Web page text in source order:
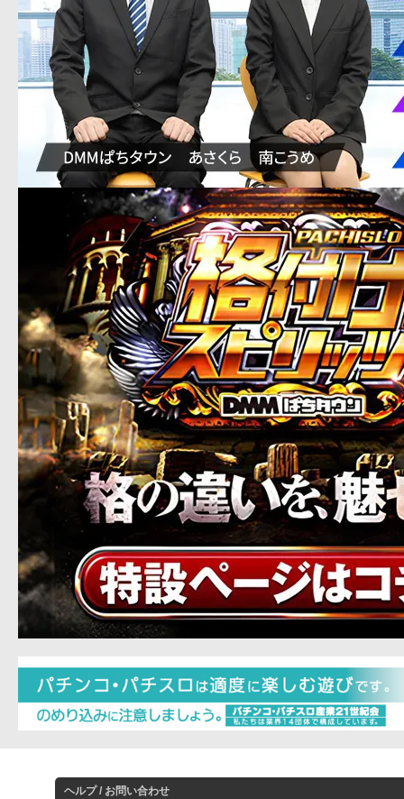
ヘルプ / お問い合わせ